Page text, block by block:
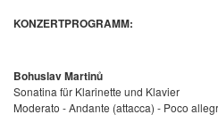
KONZERTPROGRAMM:
Bohuslav Martinů
Sonatina für Klarinette und Klavier
Moderato - Andante (attacca) - Poco